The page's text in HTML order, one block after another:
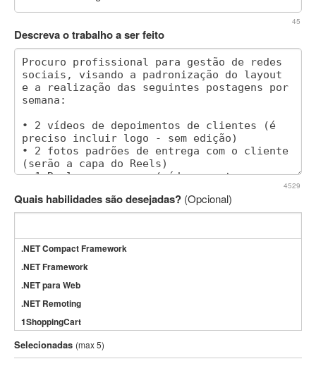
45
Descreva o trabalho a ser feito
4529
Quais habilidades são desejadas? (Opcional)
.NET Compact Framework
.NET Framework
.NET para Web
.NET Remoting
1ShoppingCart
3DS Max
3GSM
Selecionadas (max 5)